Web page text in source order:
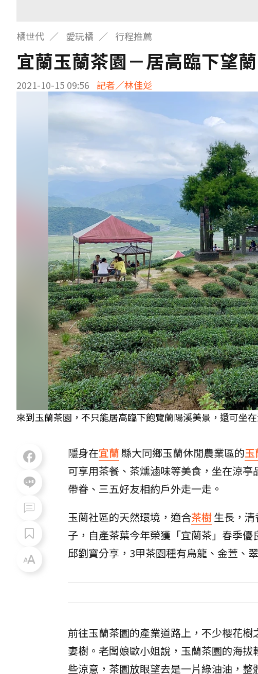
橘世代 愛玩橘 行程推薦
宜蘭玉蘭茶園－居高臨下望
2021-10-15 09:56 記者／林佳彣
來到玉蘭茶園，不只能居高臨下飽覽蘭陽溪美景，還可坐
隱身在宜蘭縣大同鄉玉蘭休閒農業區的玉
可享用茶餐、茶燻滷味等美食，坐在涼
帶眷、三五好友相約戶外走一走。
玉蘭社區的天然環境，適合茶樹生長，
子，自產茶葉今年榮獲「宜蘭茶」春季
邱劉寶分享，3甲茶園種有烏龍、金萱、
前往玉蘭茶園的產業道路上，不少櫻花
妻樹。老闆娘歐小姐說，玉蘭茶園的海
些涼意，茶園放眼望去是一片綠油油，整